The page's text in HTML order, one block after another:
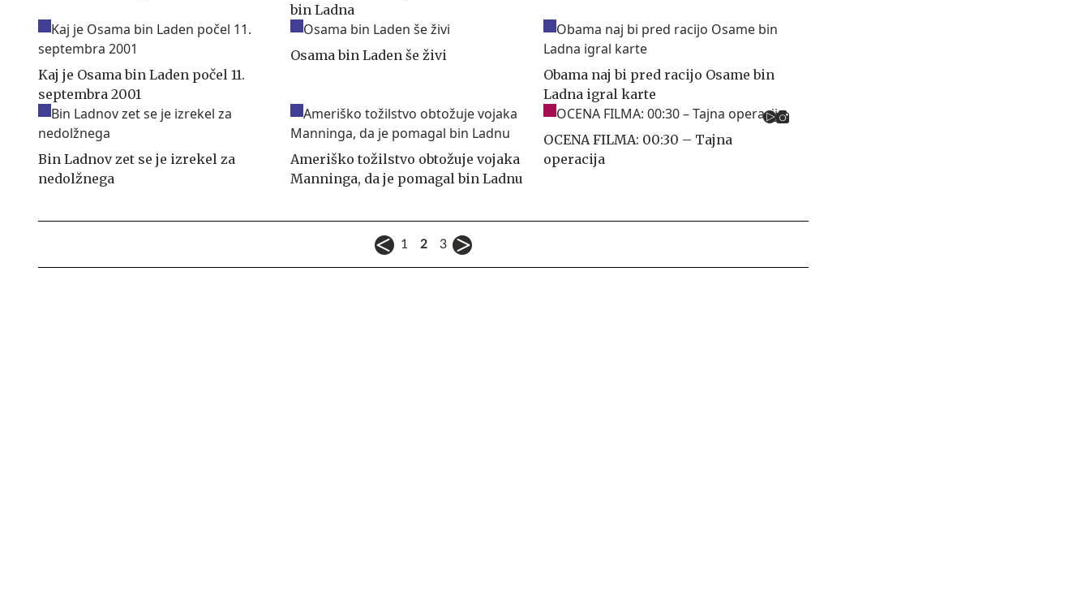
bin Ladna
Kaj je Osama bin Laden počel 11.
septembra 2001
Osama bin Laden še živi
Obama naj bi pred racijo Osame bin
Ladna igral karte
Bin Ladnov zet se je izrekel za
nedolžnega
Ameriško tožilstvo obtožuje vojaka
Manninga, da je pomagal bin Ladnu
OCENA FILMA: 00:30 – Tajna
operacija
1 2 3